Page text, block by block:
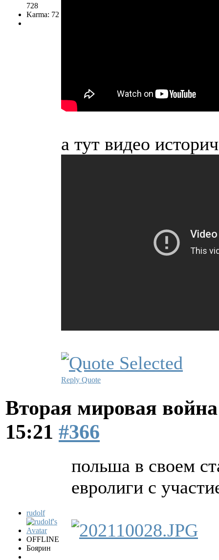
728
Karma: 72
а тут видео
Reply Quote
Вторая мировая
15:21 #366
rudolf
OFFLINE
Боярин
польша в своем
евролиги с